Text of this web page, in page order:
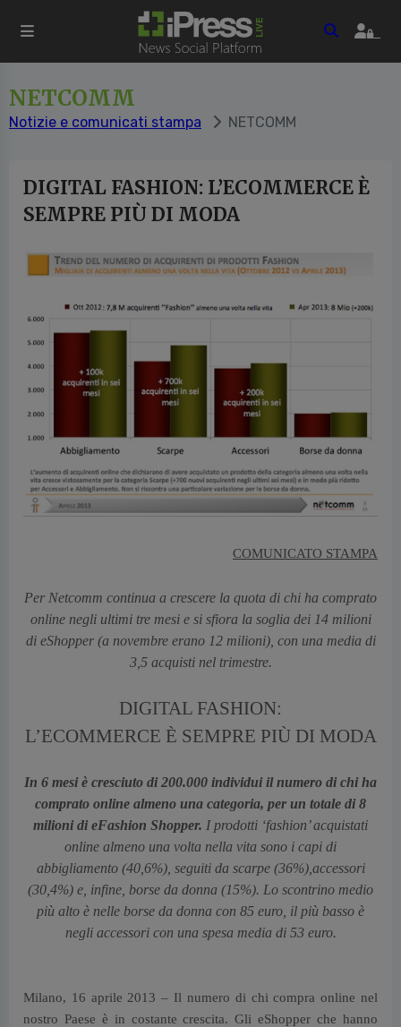
NETCOMM
Notizie e comunicati stampa NETCOMM
DIGITAL FASHION: L’ECOMMERCE È
SEMPRE PIÙ DI MODA
COMUNICATO STAMPA
Per Netcomm continua a crescere la quota di chi ha comprato
online negli ultimi tre mesi e si sfiora la soglia dei 14 milioni
di eShopper (a novembre erano 12 milioni), con una media di
3,5 acquisti nel trimestre.
DIGITAL FASHION:
L’ECOMMERCE È SEMPRE PIÙ DI MODA
In 6 mesi è cresciuto di 200.000 individui il numero di chi ha
comprato online almeno una categoria, per un totale di 8
milioni di eFashion Shopper. I prodotti ‘fashion’ acquistati
online almeno una volta nella vita sono i capi di
abbigliamento (40,6%), seguiti da scarpe (36%),accessori
(30,4%) e, infine, borse da donna (15%). Lo scontrino medio
più alto è nelle borse da donna con 85 euro, il più basso è
negli accessori con una spesa media di 53 euro.
Milano, 16 aprile 2013 – Il numero di chi compra online nel
nostro Paese è in costante crescita. Gli eShopper che hanno